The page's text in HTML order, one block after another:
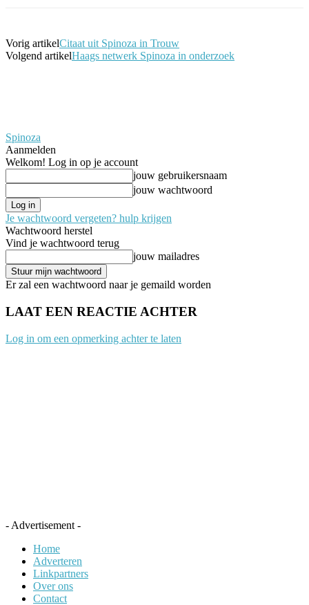
Vorig artikelCitaat uit Spinoza in Trouw
Volgend artikelHaags netwerk Spinoza in onderzoek
Spinoza
Aanmelden
Welkom! Log in op je account
jouw gebruikersnaam
jouw wachtwoord
Je wachtwoord vergeten? hulp krijgen
Wachtwoord herstel
Vind je wachtwoord terug
jouw mailadres
Er zal een wachtwoord naar je gemaild worden
LAAT EEN REACTIE ACHTER
Log in om een opmerking achter te laten
- Advertisement -
Home
Adverteren
Linkpartners
Over ons
Contact